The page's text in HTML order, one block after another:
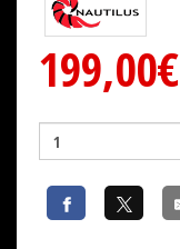
199,00€